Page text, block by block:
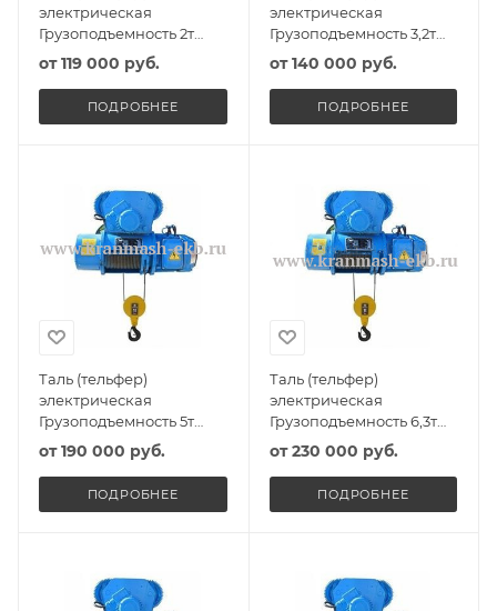
электрическая
Грузоподъемность 2т
Высота подъема 6м
от119 000 руб.
ПОДРОБНЕЕ
электрическая
Грузоподъемность 3,2т
Высота подъема 6м
от140 000 руб.
ПОДРОБНЕЕ
Таль (тельфер)
электрическая
Грузоподъемность 5т
Высота подъема 6м
от190 000 руб.
ПОДРОБНЕЕ
Таль (тельфер)
электрическая
Грузоподъемность 6,3т
Высота подъема 6м
от230 000 руб.
ПОДРОБНЕЕ